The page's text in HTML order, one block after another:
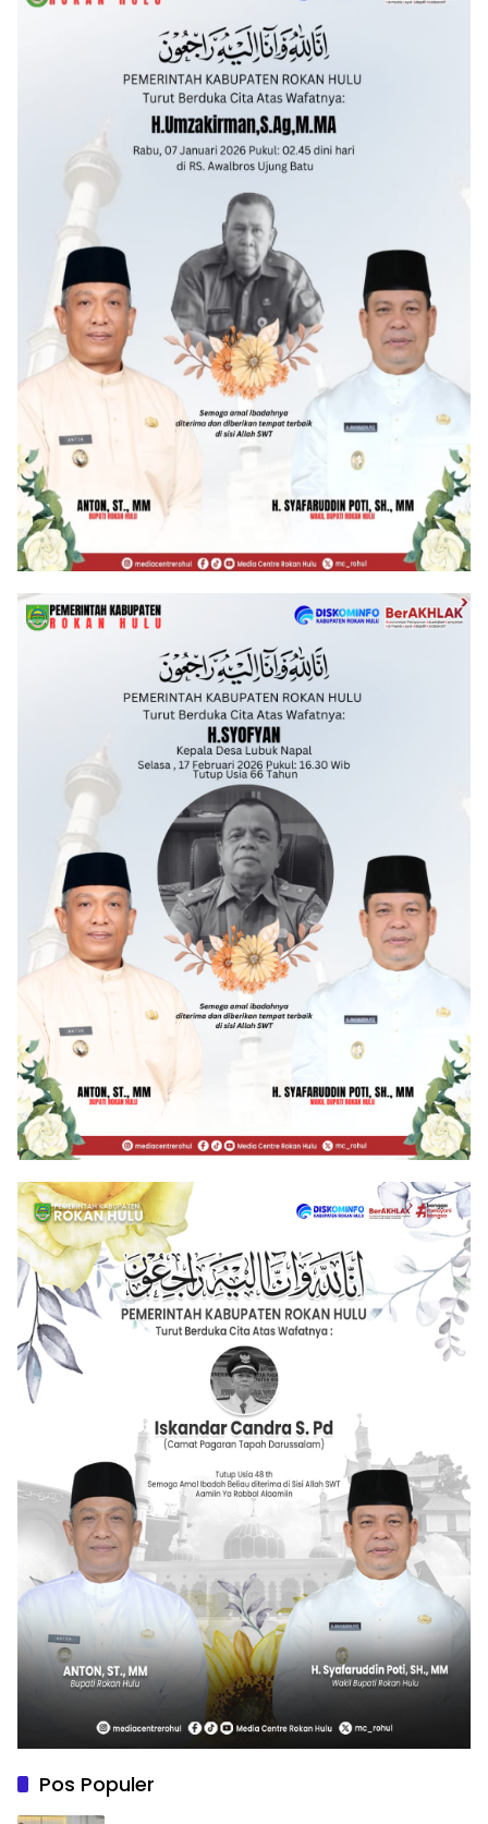
Pos Populer